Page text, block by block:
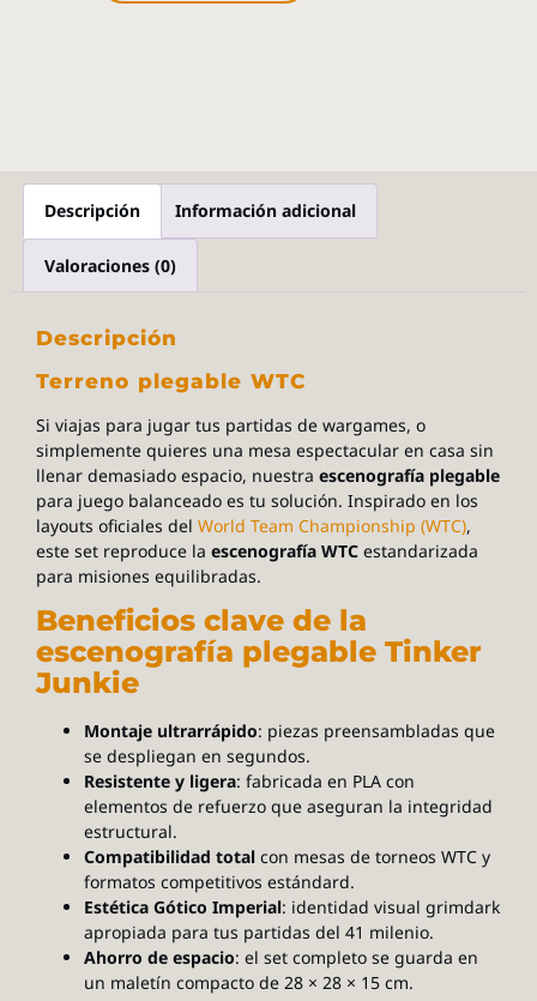
Descripción Información adicional
Valoraciones (0)
Descripción
Terreno plegable WTC
Si viajas para jugar tus partidas de wargames, o
simplemente quieres una mesa espectacular en casa sin
llenar demasiado espacio, nuestra escenografía plegable
para juego balanceado es tu solución. Inspirado en los
layouts oficiales del World Team Championship (WTC),
este set reproduce la escenografía WTC estandarizada
para misiones equilibradas.
Beneficios clave de la
escenografía plegable Tinker
Junkie
Montaje ultrarrápido: piezas preensambladas que
se despliegan en segundos.
Resistente y ligera: fabricada en PLA con
elementos de refuerzo que aseguran la integridad
estructural.
Compatibilidad total con mesas de torneos WTC y
formatos competitivos estándard.
Estética Gótico Imperial: identidad visual grimdark
apropiada para tus partidas del 41 milenio.
Ahorro de espacio: el set completo se guarda en
un maletín compacto de 28 × 28 × 15 cm.